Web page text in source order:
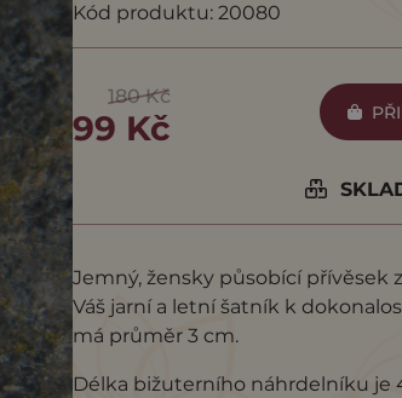
Kód produktu: 20080
180 Kč
99 Kč
Jemný, žensky působící přívěsek
Váš jarní a letní šatník k
má průměr 3 cm.
Délka bižuterního náhrdelníku je